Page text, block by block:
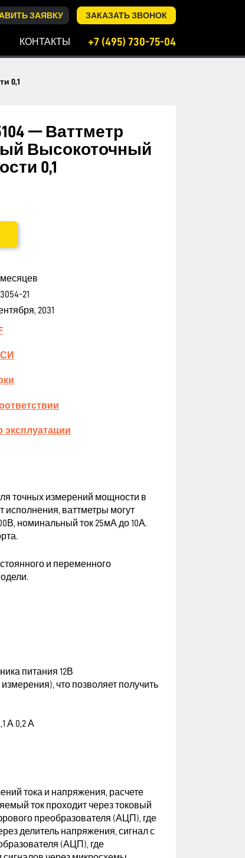
ЗАЯВКУ ЗАКАЗАТЬ ЗВОНОК
КОНТАКТЫ +7 (495) 730-75-04
0,1
— Ваттметр
Высокоточный
0,1
месяцев
21
2031
эксплуатации
точных измерений мощности в
исполнения, ваттметры могут
номинальный ток 25мА до 10А.
и переменного
питания 12В
что позволяет получить
А 0,2 А
тока и напряжения, расчете
ток проходит через токовый
преобразователя (АЦП), где
делитель напряжения, сигнал с
(АЦП), где